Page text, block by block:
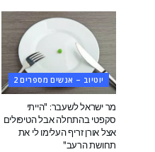
יוטיוב – אנשים מספרים 2
מר ישראל לשעבר: "הייתי
סקפטי בהתחלה אבל הטיפולים
אצל אורן זריף העלימו לי את
תחושת הרעב"